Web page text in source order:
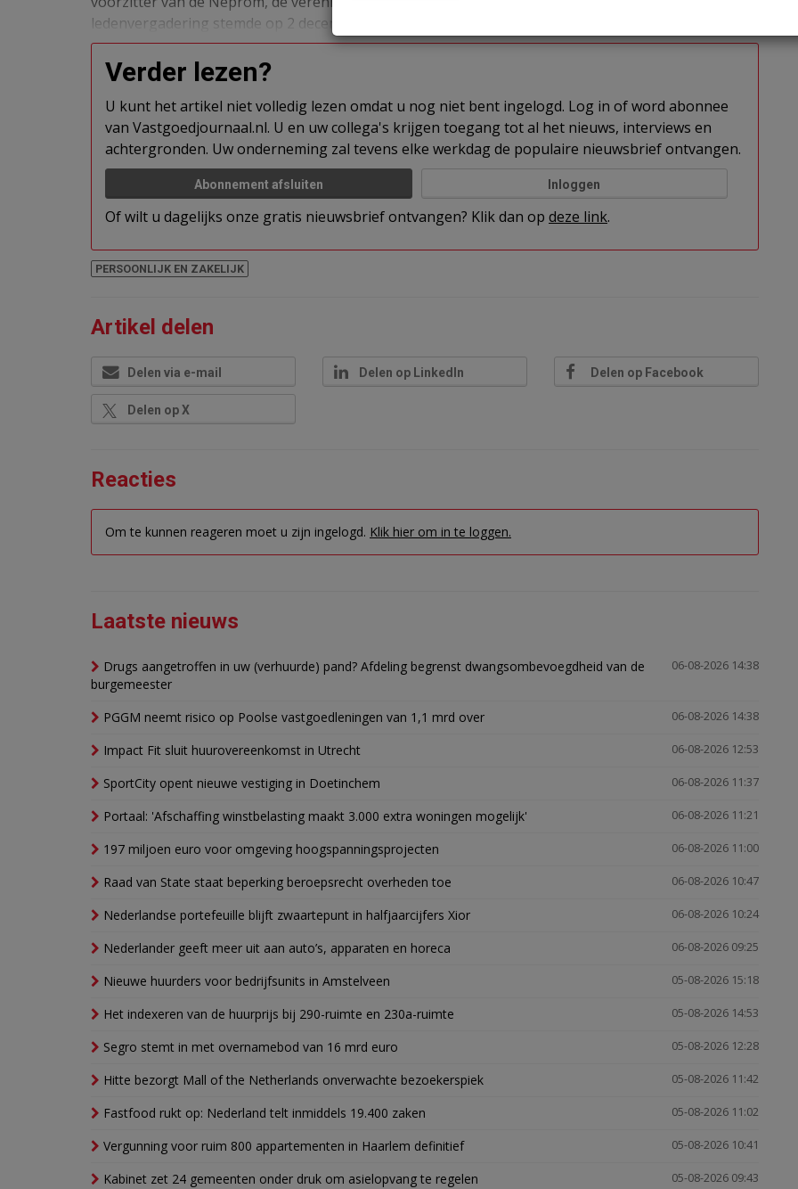
ledenvergadering stemde op 2 december 2015 unaniem in met zijn voordracht door het bestuur.
Verder lezen?
U kunt het artikel niet volledig lezen omdat u nog niet bent ingelogd. Log in of word abonnee
van Vastgoedjournaal.nl. U en uw collega's krijgen toegang tot al het nieuws, interviews en
achtergronden. Uw onderneming zal tevens elke werkdag de populaire nieuwsbrief ontvangen.
Abonnement afsluiten Inloggen
Of wilt u dagelijks onze gratis nieuwsbrief ontvangen? Klik dan op deze link.
PERSOONLIJK EN ZAKELIJK
Artikel delen
Delen via e-mail Delen op LinkedIn Delen op Facebook
Delen op X
Reacties
Om te kunnen reageren moet u zijn ingelogd. Klik hier om in te loggen.
Laatste nieuws
06-08-2026 14:38
Drugs aangetroffen in uw (verhuurde) pand? Afdeling begrenst dwangsombevoegdheid van de
burgemeester
06-08-2026 14:38
PGGM neemt risico op Poolse vastgoedleningen van 1,1 mrd over
06-08-2026 12:53
Impact Fit sluit huurovereenkomst in Utrecht
06-08-2026 11:37
SportCity opent nieuwe vestiging in Doetinchem
06-08-2026 11:21
Portaal: 'Afschaffing winstbelasting maakt 3.000 extra woningen mogelijk'
06-08-2026 11:00
197 miljoen euro voor omgeving hoogspanningsprojecten
06-08-2026 10:47
Raad van State staat beperking beroepsrecht overheden toe
06-08-2026 10:24
Nederlandse portefeuille blijft zwaartepunt in halfjaarcijfers Xior
06-08-2026 09:25
Nederlander geeft meer uit aan auto’s, apparaten en horeca
05-08-2026 15:18
Nieuwe huurders voor bedrijfsunits in Amstelveen
05-08-2026 14:53
Het indexeren van de huurprijs bij 290-ruimte en 230a-ruimte
05-08-2026 12:28
Segro stemt in met overnamebod van 16 mrd euro
05-08-2026 11:42
Hitte bezorgt Mall of the Netherlands onverwachte bezoekerspiek
05-08-2026 11:02
Fastfood rukt op: Nederland telt inmiddels 19.400 zaken
05-08-2026 10:41
Vergunning voor ruim 800 appartementen in Haarlem definitief
05-08-2026 09:43
Kabinet zet 24 gemeenten onder druk om asielopvang te regelen